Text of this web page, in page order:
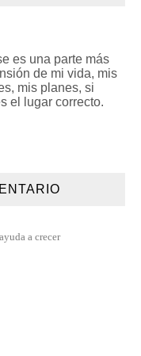
es una parte más
de mi vida, mis
mis planes, si
el lugar correcto.
a crecer